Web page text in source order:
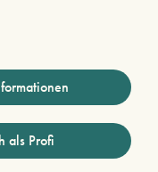
als Profi